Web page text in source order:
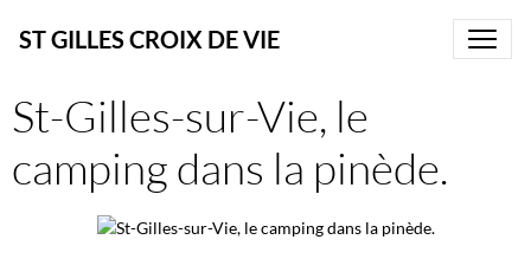
ST GILLES CROIX DE VIE
St-Gilles-sur-Vie, le
camping dans la pinède.